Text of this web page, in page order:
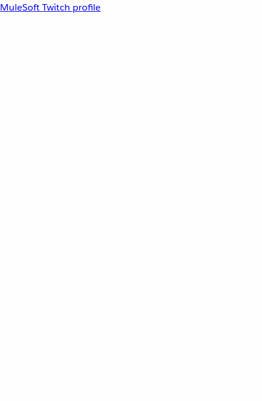
MuleSoft Twitch profile